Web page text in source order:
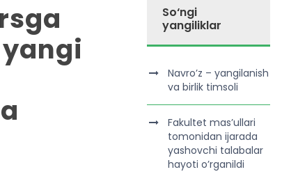
So‘ngi
yangiliklar
Navro’z – yangilanish
va birlik timsoli
Fakultet mas’ullari
tomonidan ijarada
yashovchi talabalar
hayoti o’rganildi